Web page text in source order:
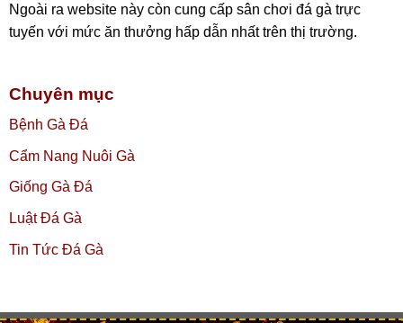
Ngoài ra website này còn cung cấp sân chơi đá gà trực
tuyến với mức ăn thưởng hấp dẫn nhất trên thị trường.
Chuyên mục
Bệnh Gà Đá
Cẩm Nang Nuôi Gà
Giống Gà Đá
Luật Đá Gà
Tin Tức Đá Gà